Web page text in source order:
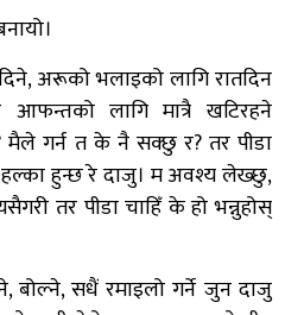
अरूको भलाइको लागि रातदिन
आफन्तको लागि मात्रै खटिरहने
मैले गर्न त के नै सक्छु र? तर पीडा
हुन्छ रे दाजु। म अवश्य लेख्छु,
तर पीडा चाहिँ के हो भन्नुहोस्
बोल्ने, सधैं रमाइलो गर्ने जुन दाजु